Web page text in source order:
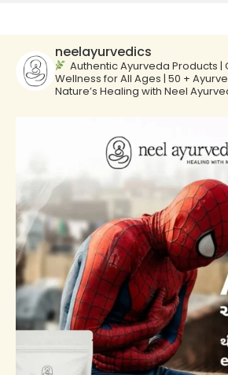
neelayurvedics
Authentic Ayurveda Products |
Wellness for All Ages | 50 +
Nature’s Healing with Neel